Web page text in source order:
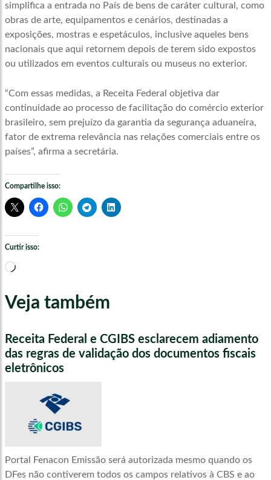
simplifica a entrada no País de bens de caráter cultural, como
obras de arte, equipamentos e cenários, destinadas a
exposições, mostras e espetáculos, inclusive aqueles bens
nacionais que aqui retornem depois de terem sido expostos
ou utilizados em eventos culturais ou museus no exterior.
“Com essas medidas, a Receita Federal objetiva dar
continuidade ao processo de facilitação do comércio exterior
brasileiro, sem prejuízo da garantia da segurança aduaneira,
fator de extrema relevância nas relações comerciais entre os
países”, afirma a secretária.
Compartilhe isso:
Curtir isso:
Carregando...
Veja também
Receita Federal e CGIBS esclarecem adiamento
das regras de validação dos documentos fiscais
eletrônicos
Portal Fenacon Emissão será autorizada mesmo quando os
DFes não contiverem todos os campos relativos à CBS e ao